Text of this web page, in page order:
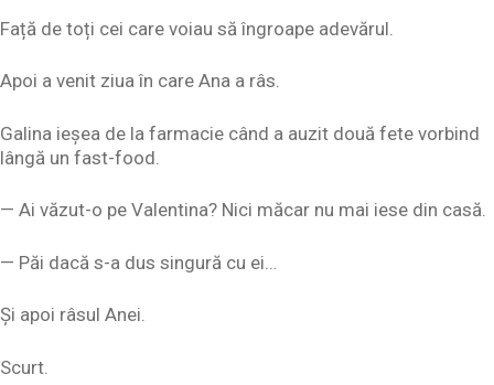
Față de toți cei care voiau să îngroape adevărul.
Apoi a venit ziua în care Ana a râs.
Galina ieșea de la farmacie când a auzit două fete vorbind
lângă un fast-food.
— Ai văzut-o pe Valentina? Nici măcar nu mai iese din casă.
— Păi dacă s-a dus singură cu ei…
Și apoi râsul Anei.
Scurt.